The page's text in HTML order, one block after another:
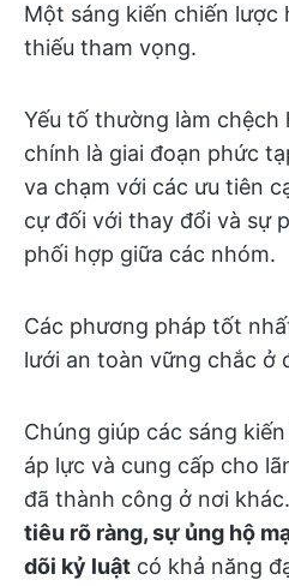
Một sáng kiến chiến lược
thiếu tham vọng.
Yếu tố thường làm
chính là giai đoạn phức
va chạm với các ưu tiên
cự đối với thay đổi và sự
phối hợp giữa các nhóm.
Các phương pháp tốt
lưới an toàn vững chắc ở
Chúng giúp các sáng
áp lực và cung cấp cho
đã thành công ở nơi
tiêu rõ ràng, sự ủng hộ
dõi kỷ luật có khả năng